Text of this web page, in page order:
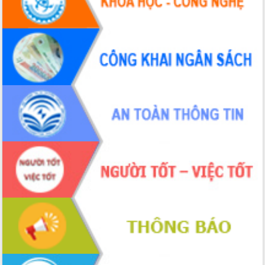
Tháo gỡ những vướng mắc, đẩy mạnh
công tác cải cách thủ tục hành chính
tại Trung tâm Phục vụ hành chính
công tỉnh
Đắk Lắk: Tôn vinh 46 giải pháp tại Hội
thi Sáng tạo Kỹ thuật 2024 - 2025
Đắk Lắk rà soát, điều chỉnh Đề án 190
về phát triển nuôi trồng thủy sản
Phó Chủ tịch UBND tỉnh Đắk Lắk
Trương Công Thái kiểm tra thực địa
Dự án cao tốc Khánh Hòa - Buôn Ma
Thuột
Định vị cà phê Việt Nam như một “di
sản sống” trong dòng chảy toàn cầu
Xây dựng nông thôn mới: Nâng cao đời
sống người dân từ những mô hình thiết
thực
Quyết liệt tháo gỡ vướng mắc, đẩy
nhanh tiến độ các dự án trọng điểm
trong Khu kinh tế Nam Phú Yên